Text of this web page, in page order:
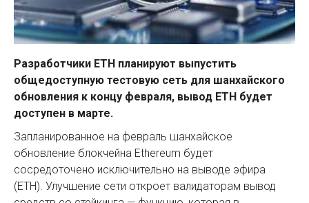
Разработчики ETH планируют выпустить
общедоступную тестовую сеть для шанхайского
обновления к концу февраля, вывод ETH будет
доступен в марте.
Запланированное на февраль шанхайское
обновление блокчейна Ethereum будет
сосредоточено исключительно на выводе эфира
(ETH). Улучшение сети откроет валидаторам вывод